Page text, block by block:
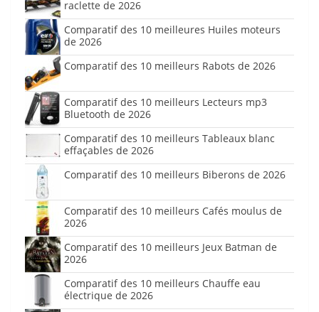
raclette de 2026
Comparatif des 10 meilleures Huiles moteurs
de 2026
Comparatif des 10 meilleurs Rabots de 2026
Comparatif des 10 meilleurs Lecteurs mp3
Bluetooth de 2026
Comparatif des 10 meilleurs Tableaux blanc
effaçables de 2026
Comparatif des 10 meilleurs Biberons de 2026
Comparatif des 10 meilleurs Cafés moulus de
2026
Comparatif des 10 meilleurs Jeux Batman de
2026
Comparatif des 10 meilleurs Chauffe eau
électrique de 2026